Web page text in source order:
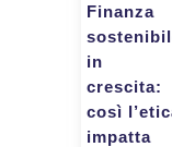
Finanza
in
crescita:
così
impatta